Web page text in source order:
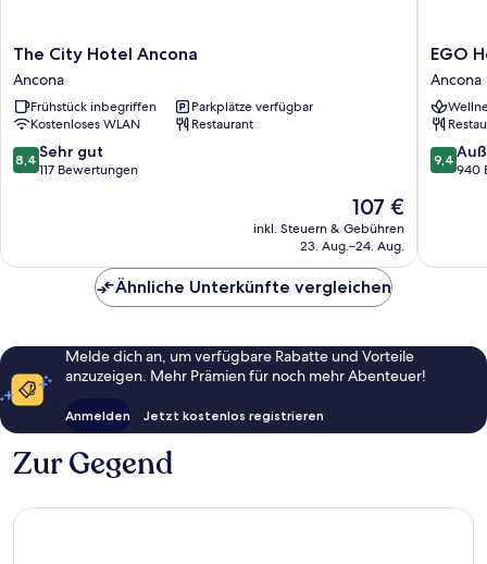
The
City
Hotel
Ancona
Ancona
The City Hotel Ancona
Ancona
Frühstück inbegriffen
Parkplätze verfügbar
Kostenloses WLAN
Restaurant
8.4
von
Bewertungen
8,4 Sehr gut
117 Bewertungen
Der
Preis
beträgt
107 €
inkl. Steuern & Gebühren
23. Aug.–24. Aug.
EGO
Hotel
Ancona
EGO
Ancona
9.4
von
9,4
940
Ähnliche Unterkünfte vergleichen
Melde dich an, um verfügbare Rabatte und Vorteile
anzuzeigen. Mehr Prämien für noch mehr Abenteuer!
Anmelden Jetzt kostenlos registrieren
Zur Gegend